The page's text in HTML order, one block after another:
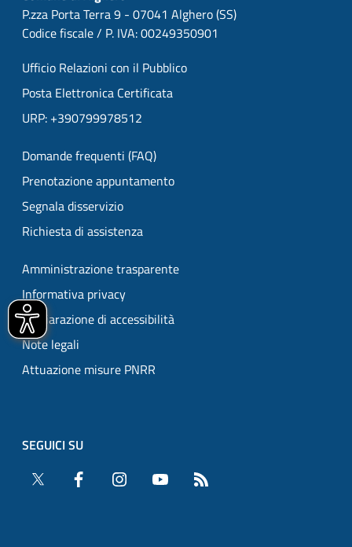
P.zza Porta Terra 9 - 07041 Alghero (SS)
Codice fiscale / P. IVA: 00249350901
Ufficio Relazioni con il Pubblico
Posta Elettronica Certificata
URP: +390799978512
Domande frequenti (FAQ)
Prenotazione appuntamento
Segnala disservizio
Richiesta di assistenza
Amministrazione trasparente
Informativa privacy
Dichiarazione di accessibilità
Note legali
Attuazione misure PNRR
SEGUICI SU
Twitter
Facebook Instagram YouTube